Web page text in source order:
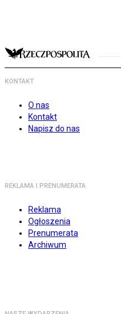
KONTAKT
O nas
Kontakt
Napisz do nas
REKLAMA I PRENUMERATA
Reklama
Ogłoszenia
Prenumerata
Archiwum